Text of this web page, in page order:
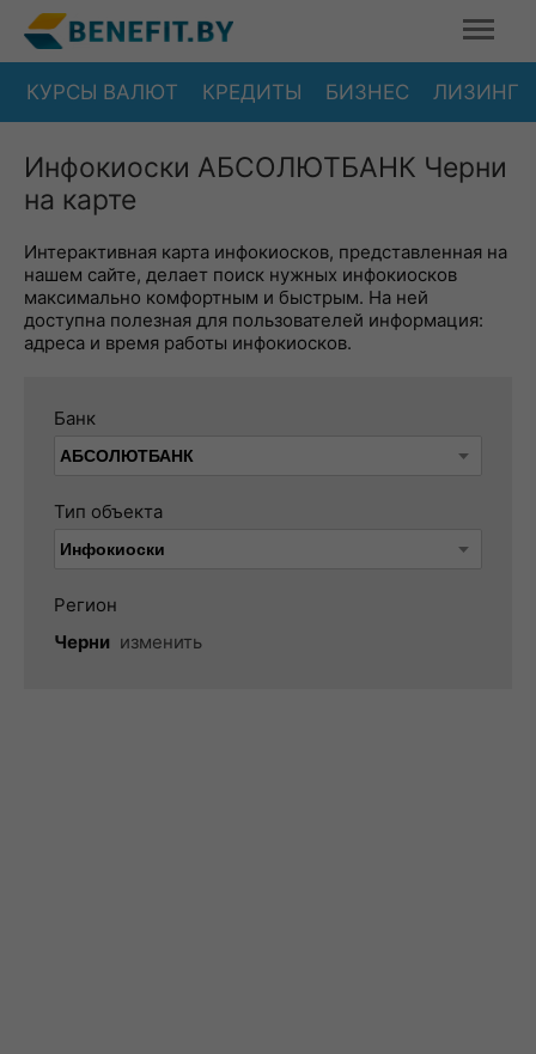
КУРСЫ ВАЛЮТ КРЕДИТЫ БИЗНЕС ЛИЗИНГ
Инфокиоски АБСОЛЮТБАНК Черни
на карте
Интерактивная карта инфокиосков, представленная на
нашем сайте, делает поиск нужных инфокиосков
максимально комфортным и быстрым. На ней
доступна полезная для пользователей информация:
адреса и время работы инфокиосков.
Банк
Тип объекта
Регион
Черни изменить